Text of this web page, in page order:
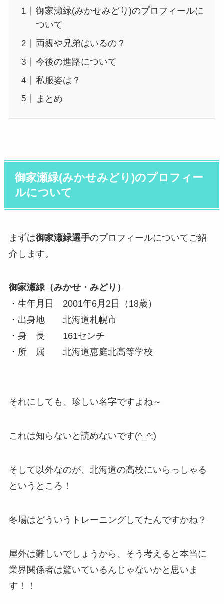
御家瀬緑(みかせみどり)のプロフィールに
ついて
両親や兄弟はいるの？
今後の進路について
私服姿は？
まとめ
御家瀬緑(みかせみどり)のプロフィー
ルについて
まずは御家瀬緑選手のプロフィールについてご紹
介します。
御家瀬緑（みかせ・みどり）
・生年月日 2001年6月2日（18歳）
・出身地 北海道札幌市
・身 長 161センチ
・所 属 北海道恵庭北高等学校
それにしても、珍しい名字ですよね～
これは知らないと読めないです(^_^;)
そして以外なのが、北海道の高校にいらっしゃる
というところ！
冬場はどういうトレーニングしてたんですかね？
屋外は難しいでしょうから、そう考えると本当に
業界関係者は驚いているんじゃないかと思いま
す！！